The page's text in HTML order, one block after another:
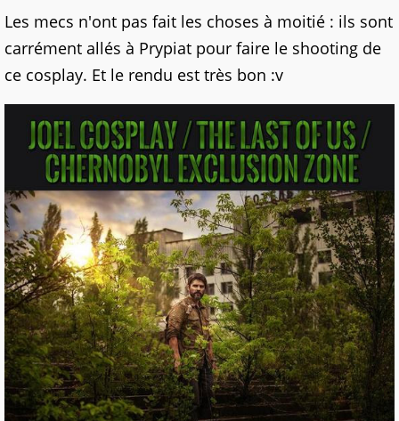
Les mecs n'ont pas fait les choses à moitié : ils sont
carrément allés à Prypiat pour faire le shooting de
ce cosplay. Et le rendu est très bon :v